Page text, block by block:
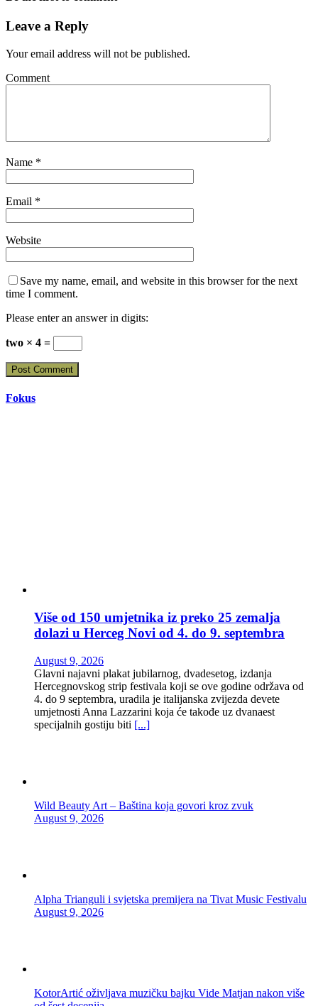
Leave a Reply
Your email address will not be published.
Comment
Name *
Email *
Website
Save my name, email, and website in this browser for the next
time I comment.
Please enter an answer in digits:
two × 4 =
Fokus
Više od 150 umjetnika iz preko 25 zemalja
dolazi u Herceg Novi od 4. do 9. septembra
August 9, 2026
Glavni najavni plakat jubilarnog, dvadesetog, izdanja
Hercegnovskog strip festivala koji se ove godine održava od
4. do 9 septembra, uradila je italijanska zvijezda devete
umjetnosti Anna Lazzarini koja će takođe uz dvanaest
specijalnih gostiju biti [...]
Wild Beauty Art – Baština koja govori kroz zvuk
August 9, 2026
Alpha Trianguli i svjetska premijera na Tivat Music Festivalu
August 9, 2026
KotorArtić oživljava muzičku bajku Vide Matjan nakon više